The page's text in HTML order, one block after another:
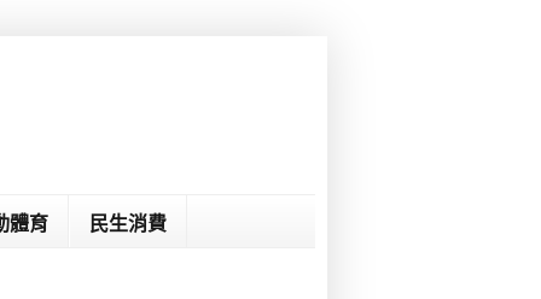
體育 民生消費